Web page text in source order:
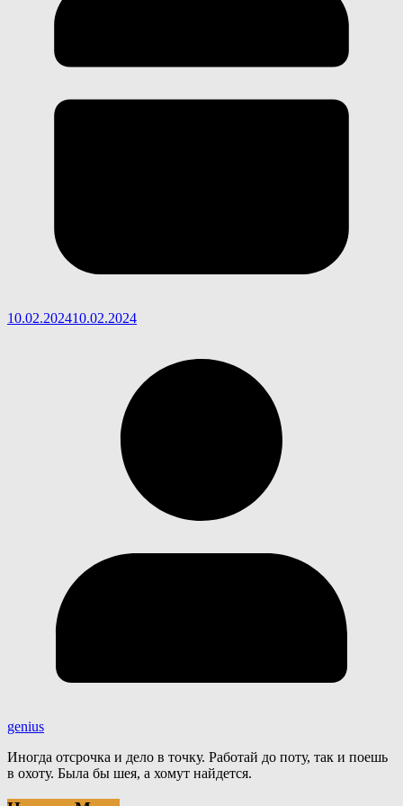
10.02.202410.02.2024
genius
Иногда отсрочка и дело в точку. Работай до поту, так и поешь
в охоту. Была бы шея, а хомут найдется.